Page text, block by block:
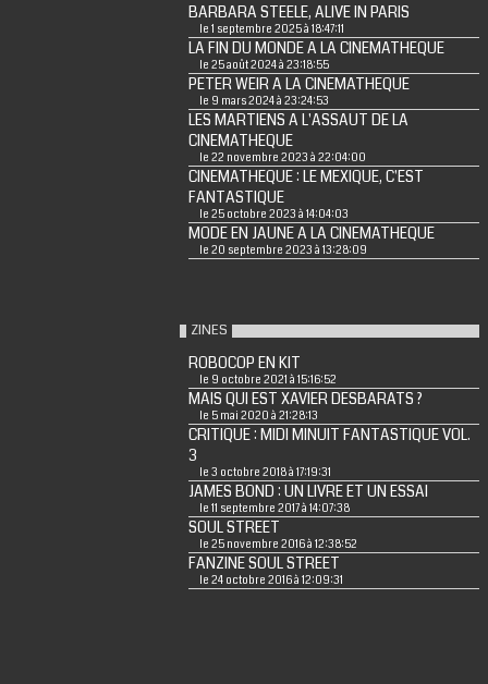
BARBARA STEELE, ALIVE IN PARIS
le 1 septembre 2025 à 18:47:11
LA FIN DU MONDE A LA CINEMATHEQUE
le 25 août 2024 à 23:18:55
PETER WEIR A LA CINEMATHEQUE
le 9 mars 2024 à 23:24:53
LES MARTIENS A L'ASSAUT DE LA
CINEMATHEQUE
le 22 novembre 2023 à 22:04:00
CINEMATHEQUE : LE MEXIQUE, C'EST
FANTASTIQUE
le 25 octobre 2023 à 14:04:03
MODE EN JAUNE A LA CINEMATHEQUE
le 20 septembre 2023 à 13:28:09
ZINES
ROBOCOP EN KIT
le 9 octobre 2021 à 15:16:52
MAIS QUI EST XAVIER DESBARATS ?
le 5 mai 2020 à 21:28:13
CRITIQUE : MIDI MINUIT FANTASTIQUE VOL.
3
le 3 octobre 2018 à 17:19:31
JAMES BOND : UN LIVRE ET UN ESSAI
le 11 septembre 2017 à 14:07:38
SOUL STREET
le 25 novembre 2016 à 12:38:52
FANZINE SOUL STREET
le 24 octobre 2016 à 12:09:31